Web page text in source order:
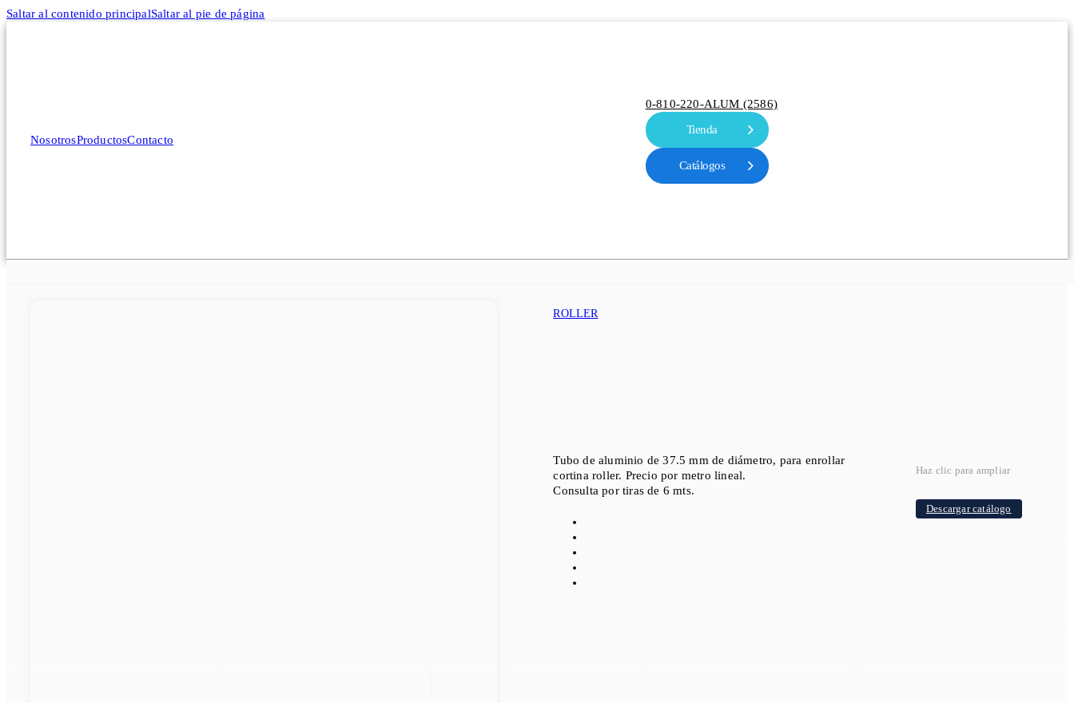
Saltar al contenido principalSaltar al pie de página
NosotrosProductosContacto
0-810-220-ALUM (2586)
Tienda
Catálogos
ROLLER
Tubo de aluminio de 37.5 mm de diámetro, para enrollar
cortina roller. Precio por metro lineal.
Consulta por tiras de 6 mts.
Haz clic para ampliar
Descargar catálogo